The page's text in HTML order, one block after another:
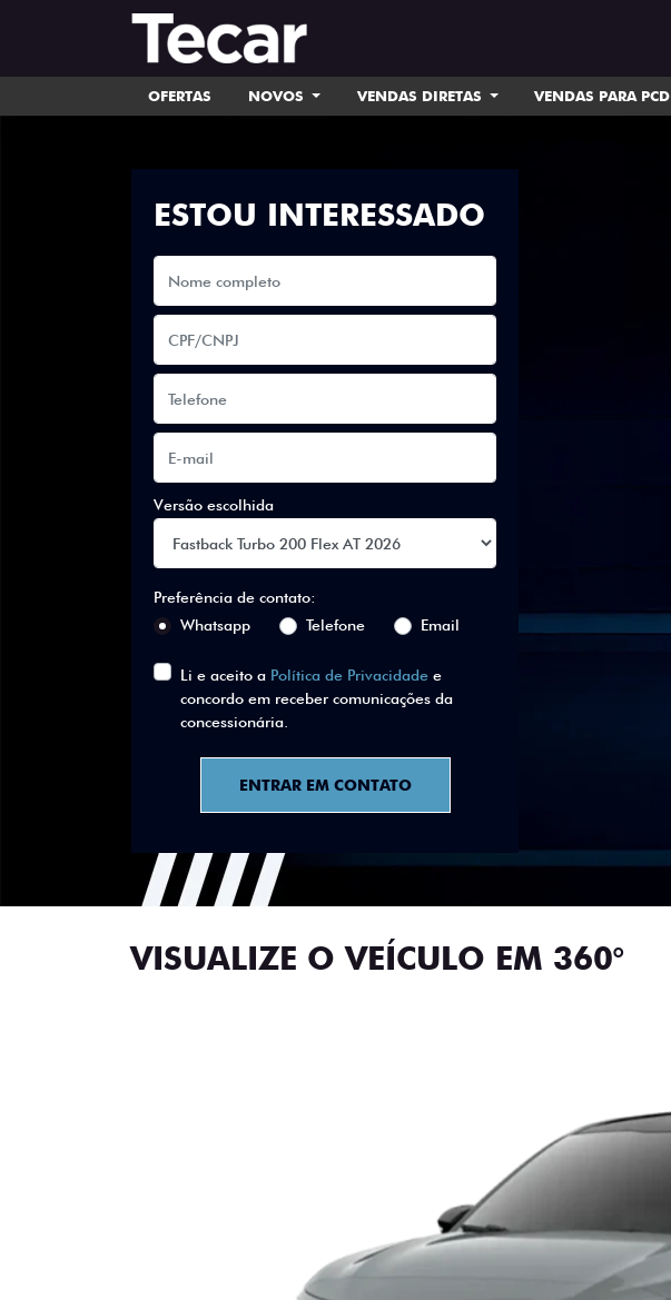
OFERTAS NOVOS VENDAS DIRETAS VENDAS PARA PCD
ESTOU INTERESSADO
Versão escolhida
Preferência de contato:
Whatsapp
Telefone Email
Li e aceito a Política de Privacidade e
concordo em receber comunicações da
concessionária.
ENTRAR EM CONTATO
VISUALIZE O VEÍCULO EM 360°